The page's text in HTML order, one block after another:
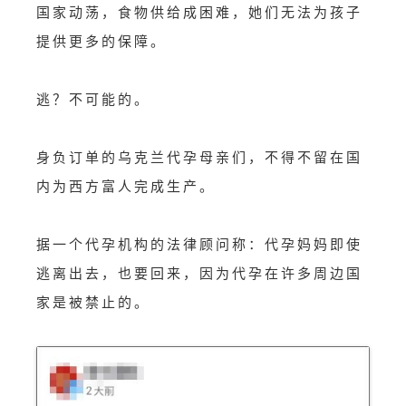
国家动荡，食物供给成困难，她们无法为孩子
提供更多的保障。
逃？不可能的。
身负订单的乌克兰代孕母亲们，不得不留在国
内为西方富人完成生产。
据一个代孕机构的法律顾问称：代孕妈妈即使
逃离出去，也要回来，因为代孕在许多周边国
家是被禁止的。